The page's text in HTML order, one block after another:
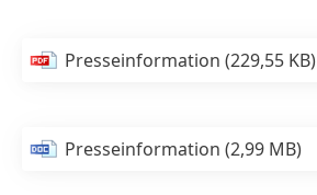
Presseinformation(229,55 KB)
Presseinformation(2,99 MB)